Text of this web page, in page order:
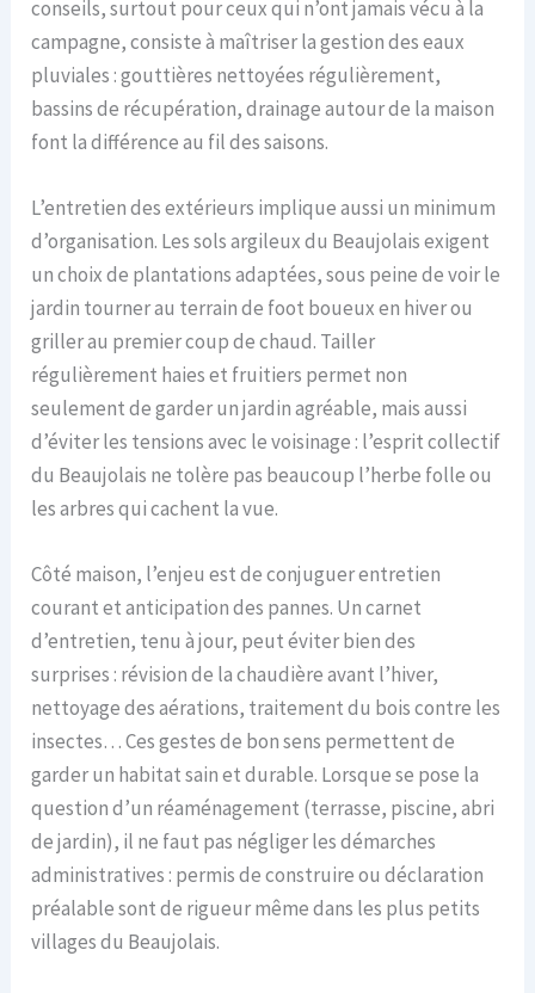
conseils, surtout pour ceux qui n’ont jamais vécu à la
campagne, consiste à maîtriser la gestion des eaux
pluviales : gouttières nettoyées régulièrement,
bassins de récupération, drainage autour de la maison
font la différence au fil des saisons.
L’entretien des extérieurs implique aussi un minimum
d’organisation. Les sols argileux du Beaujolais exigent
un choix de plantations adaptées, sous peine de voir le
jardin tourner au terrain de foot boueux en hiver ou
griller au premier coup de chaud. Tailler
régulièrement haies et fruitiers permet non
seulement de garder un jardin agréable, mais aussi
d’éviter les tensions avec le voisinage : l’esprit collectif
du Beaujolais ne tolère pas beaucoup l’herbe folle ou
les arbres qui cachent la vue.
Côté maison, l’enjeu est de conjuguer entretien
courant et anticipation des pannes. Un carnet
d’entretien, tenu à jour, peut éviter bien des
surprises : révision de la chaudière avant l’hiver,
nettoyage des aérations, traitement du bois contre les
insectes… Ces gestes de bon sens permettent de
garder un habitat sain et durable. Lorsque se pose la
question d’un réaménagement (terrasse, piscine, abri
de jardin), il ne faut pas négliger les démarches
administratives : permis de construire ou déclaration
préalable sont de rigueur même dans les plus petits
villages du Beaujolais.